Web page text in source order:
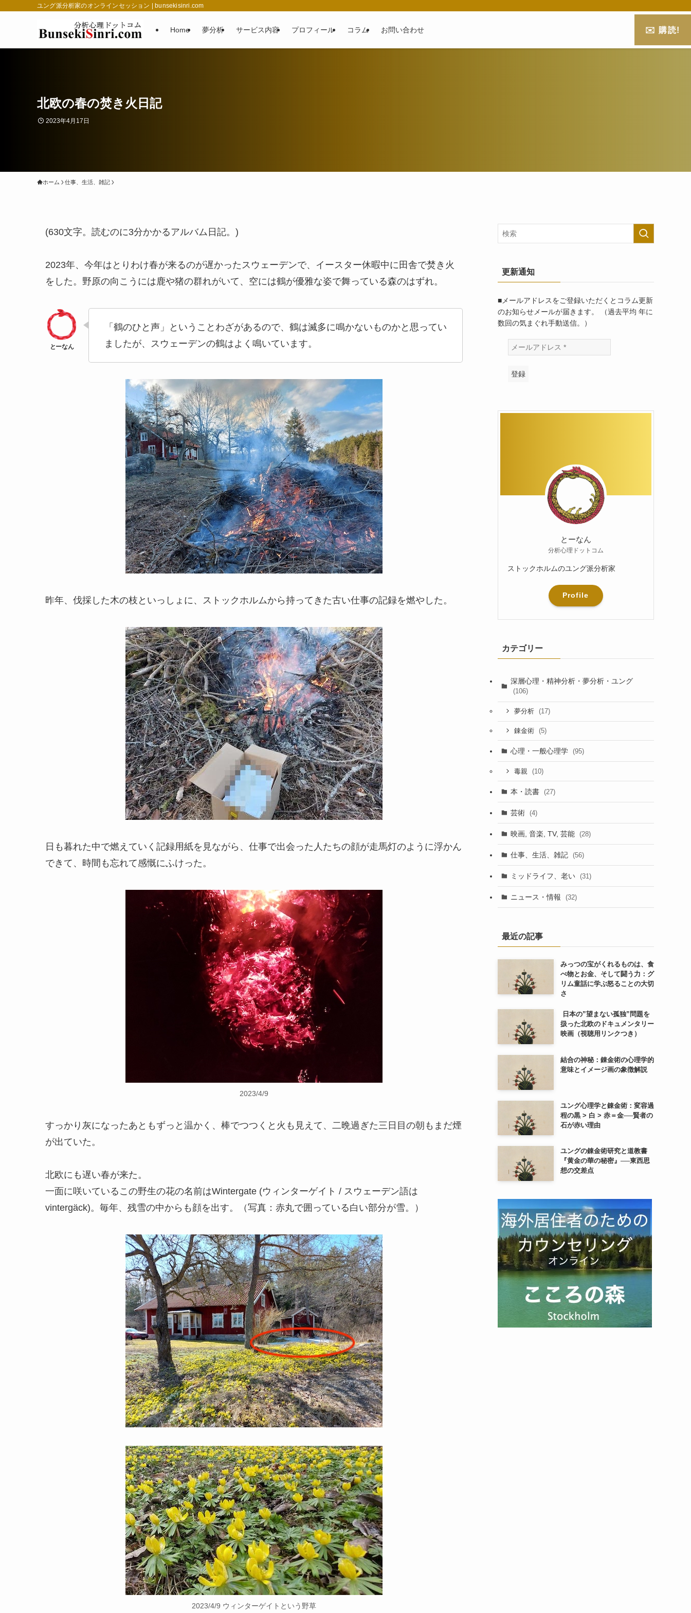
✉️ 購読!
ユング派分析家のオンラインセッション | bunsekisinri.com
Home 夢分析 サービス内容 プロフィール コラム お問い合わせ
北欧の春の焚き火日記
2023年4月17日
ホーム 仕事、生活、雑記
(630文字。読むのに3分かかるアルバム日記。)
2023年、今年はとりわけ春が来るのが遅かったスウェーデンで、イースター休暇中に田舎で焚き火
をした。野原の向こうには鹿や猪の群れがいて、空には鶴が優雅な姿で舞っている森のはずれ。
「鶴のひと声」ということわざがあるので、鶴は滅多に鳴かないものかと思ってい
ましたが、スウェーデンの鶴はよく鳴いています。
昨年、伐採した木の枝といっしょに、ストックホルムから持ってきた古い仕事の記録を燃やした。
日も暮れた中で燃えていく記録用紙を見ながら、仕事で出会った人たちの顔が走馬灯のように浮かん
できて、時間も忘れて感慨にふけった。
2023/4/9
すっかり灰になったあともずっと温かく、棒でつつくと火も見えて、二晩過ぎた三日目の朝もまだ煙
が出ていた。
北欧にも遅い春が来た。
一面に咲いているこの野生の花の名前はWintergate (ウィンターゲイト / スウェーデン語は
vintergäck)。毎年、残雪の中からも顔を出す。（写真：赤丸で囲っている白い部分が雪。）
2023/4/9 ウィンターゲイトという野草
更新通知
■メールアドレスをご登録いただくとコラム更新
のお知らせメールが届きます。 （過去平均 年に
数回の気まぐれ手動送信。）
とーなん
分析心理ドットコム
ストックホルムのユング派分析家
Profile
カテゴリー
深層心理・精神分析・夢分析・ユング
(106)
夢分析 (17)
錬金術 (5)
心理・一般心理学 (95)
毒親 (10)
本・読書 (27)
芸術 (4)
映画, 音楽, TV, 芸能 (28)
仕事、生活、雑記 (56)
ミッドライフ、老い (31)
ニュース・情報 (32)
最近の記事
みっつの宝がくれるものは、食
べ物とお金、そして闘う力：グ
リム童話に学ぶ怒ることの大切
さ
日本の”望まない孤独”問題を
扱った北欧のドキュメンタリー
映画（視聴用リンクつき）
結合の神秘：錬金術の心理学的
意味とイメージ画の象徴解説
ユング心理学と錬金術：変容過
程の黒 > 白 > 赤＝金──賢者の
石が赤い理由
ユングの錬金術研究と道教書
『黄金の華の秘密』──東西思
想の交差点